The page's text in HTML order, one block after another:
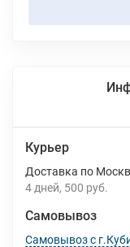
Курьер
Доставка по
4 дней 500 руб.
Самовывоз
Самовывоз с